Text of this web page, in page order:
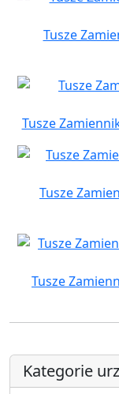
Tusze
Tusze
Tusze
Tusze
Kategorie